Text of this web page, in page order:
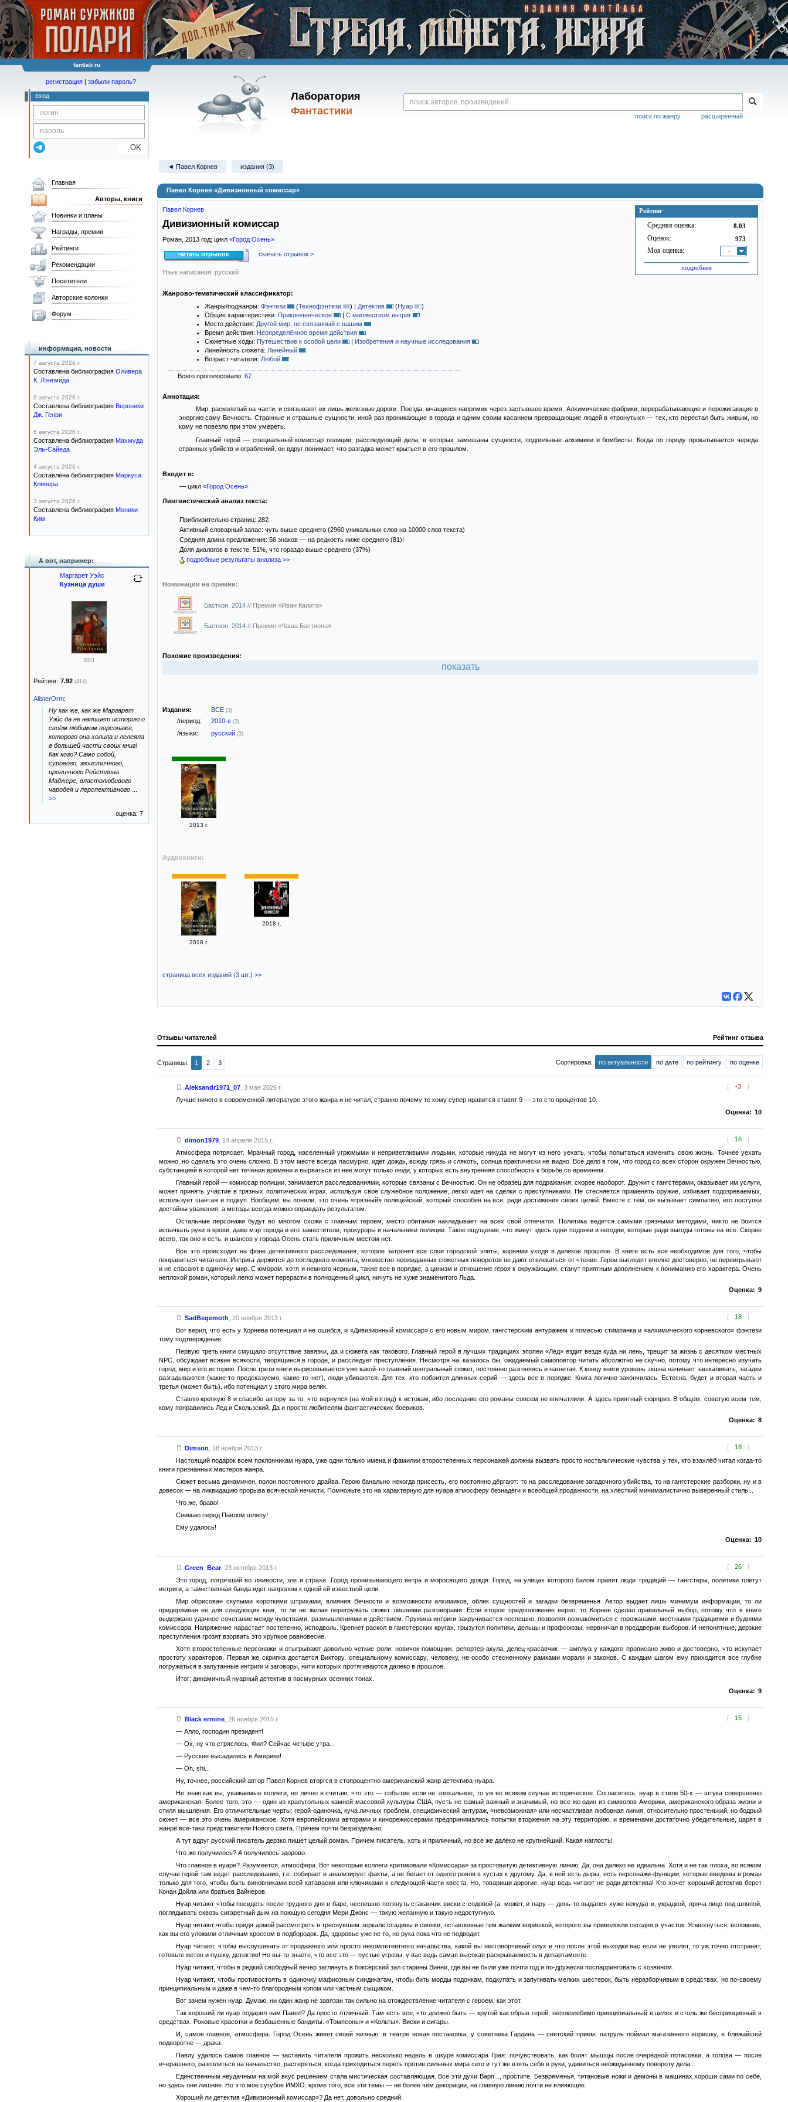
fantlab ru
Лаборатория
Фантастики
расширенный
поиск по жанру
регистрация | забыли пароль?
вход
OK
◄ Павел Корнев издания (3)
Павел Корнев «Дивизионный комиссар»
Рейтинг
Средняя оценка: 8.03
Оценок: 973
Моя оценка: -
подробнее
Павел Корнев
Дивизионный комиссар
Роман, 2013 год; цикл «Город Осень»
читать отрывок скачать отрывок >
Язык написания: русский
Жанрово-тематический классификатор:
Жанры/поджанры: Фэнтези (Технофэнтези ) | Детектив (Нуар
)
Общие характеристики: Приключенческое | С множеством интриг
Место действия: Другой мир, не связанный с нашим
Время действия: Неопределённое время действия
Сюжетные ходы: Путешествие к особой цели | Изобретения и научные исследования
Линейность сюжета: Линейный
Возраст читателя: Любой
Всего проголосовало: 67
Аннотация:
Мир, расколотый на части, и связывают их лишь железные дороги. Поезда, мчащиеся напрямик через застывшее время. Алхимические фабрики, перерабатывающие и пережигающие в
энергию саму Вечность. Странные и страшные сущности, иной раз проникающие в города и одним своим касанием превращающие людей в «тронутых» — тех, кто перестал быть живым, но
кому не повезло при этом умереть.
Главный герой — специальный комиссар полиции, расследующий дела, в которых замешаны сущности, подпольные алхимики и бомбисты. Когда по городу прокатывается череда
странных убийств и ограблений, он вдруг понимает, что разгадка может крыться в его прошлом.
Входит в:
— цикл «Город Осень»
Лингвистический анализ текста:
Приблизительно страниц: 282
Активный словарный запас: чуть выше среднего (2960 уникальных слов на 10000 слов текста)
Средняя длина предложения: 56 знаков — на редкость ниже среднего (81)!
Доля диалогов в тексте: 51%, что гораздо выше среднего (37%)
подробные результаты анализа >>
Номинации на премии:
номинант
Басткон, 2014 // Премия «Иван Калита»
номинант
Басткон, 2014 // Премия «Чаша Бастиона»
Похожие произведения:
показать
Издания: ВСЕ (3)
/период: 2010-е (3)
/языки: русский (3)
2013 г.
Аудиокниги:
2018 г.
2018 г.
страница всех изданий (3 шт.) >>
Отзывы читателей Рейтинг отзыва
Страницы: 1 2 3 Сортировка: по актуальности по дате по рейтингу по оценке
[ -3 ]
Aleksandr1971_07, 3 мая 2026 г.
Лучше ничего в современной литературе этого жанра и не читал, странно почему те кому супер нравится ставят 9 — это сто процентов 10.
Оценка: 10
[ 16 ]
dimon1979, 14 апреля 2015 г.
Атмосфера потрясает. Мрачный город, населенный угрюмыми и неприветливыми людьми, которые никуда не могут из него уехать, чтобы попытаться изменить свою жизнь. Точнее уехать
можно, но сделать это очень сложно. В этом месте всегда пасмурно, идет дождь, всюду грязь и слякоть, солнца практически не видно. Все дело в том, что город со всех сторон окружен Вечностью,
субстанцией в которой нет течения времени и вырваться из нее могут только люди, у которых есть внутренняя способность к борьбе со временем.
Главный герой — комиссар полиции, занимается расследованиями, которые связаны с Вечностью. Он не образец для подражания, скорее наоборот. Дружит с гангстерами, оказывает им услуги,
может принять участие в грязных политических играх, используя свое служебное положение, легко идет на сделки с преступниками. Не стесняется применять оружие, избивает подозреваемых,
использует шантаж и подкуп. Вообщем, вы поняли, это очень «грязный» полицейский, который способен на все, ради достижения своих целей. Вместе с тем, он вызывает симпатию, его поступки
достойны уважения, а методы всегда можно оправдать результатом.
Остальные персонажи будут во многом схожи с главным героем, место обитания накладывает на всех свой отпечаток. Политика ведется самыми грязными методами, никто не боится
испачкать руки в крови, даже мэр города и его заместители, прокуроры и начальники полиции. Такое ощущение, что живут здесь одни подонки и негодяи, которые ради выгоды готовы на все. Скорее
всего, так оно и есть, и шансов у города Осень стать приличным местом нет.
Все это происходит на фоне детективного расследования, которое затронет все слои городской элиты, корнями уходя в далекое прошлое. В книге есть все необходимое для того, чтобы
понравиться читателю. Интрига держится до последнего момента, множество неожиданных сюжетных поворотов не дают отвлекаться от чтения. Герои выглядят вполне достоверно, не переигрывают
и не спасают в одиночку мир. С юмором, хотя и немного черным, также все в порядке, а цинизм и отношение героя к окружающим, станут приятным дополнением к пониманию его характера. Очень
неплохой роман, который легко может перерасти в полноценный цикл, ничуть не хуже знаменитого Льда.
Оценка: 9
[ 18 ]
SadBegemoth 20 ноября 2013 г.
Вот верил, что есть у Корнева потенциал и не ошибся, и «Дивизионный комиссар» с его новым миром, гангстерским антуражем и помесью стимпанка и «алхимического корневского» фэнтези
тому подтверждение.
Первую треть книги смущало отсутствие завязки, да и сюжета как такового. Главный герой в лучших традициях эпопеи «Лед» ездит везде куда ни лень, трещит за жизнь с десятком местных
NPC, обсуждает всякие всякости, творящиеся в городе, и расследует преступления. Несмотря на, казалось бы, ожидаемый самоповтор читать абсолютно не скучно, потому что интересно изучать
город, мир и его историю. После трети книги вырисовывается уже какой-то главный центральный сюжет, постоянно разгоняясь и нагнетая. К концу книги уровень экшна начинает зашкаливать, загадки
разгадываются (какие-то предсказуемо, какие-то нет), люди убиваются. Для тех, кто побоится длинных серий — здесь все в порядке. Книга логично закончилась. Естесна, будет и вторая часть и
третья (может быть), ибо потенциал у этого мира велик.
Ставлю крепкую 8 и спасибо автору за то, что вернулся (на мой взгляд) к истокам, ибо последние его романы совсем не впечатлили. А здесь приятный сюрприз. В общем, советую всем тем,
кому понравились Лед и Скользский. Да и просто любителям фантастических боевиков.
Оценка: 8
[ 18 ]
Dimson
18 ноября 2013 г.
Настоящий подарок всем поклонникам нуара, уже одни только имена и фамилии второстепенных персонажей должны вызвать просто ностальгические чувства у тех, кто взахлёб читал когда-то
книги признанных мастеров жанра.
Сюжет весьма динамичен, полон постоянного драйва. Герою банально некогда присесть, его постоянно дёргают: то на расследование загадочного убийства, то на гангстерские разборки, ну и в
довесок — на ликвидацию прорыва всяческой нечисти. Помножьте это на характерную для нуара атмосферу безнадёги и всеобщей продажности, на хлёсткий минималистично выверенный стиль...
Что же, браво!
Снимаю перед Павлом шляпу!
Ему удалось!
Оценка: 10
[ 26 ]
Green_Bear, 23 октября 2013 г.
Это город, погрязший во лживости, зле и страхе. Город пронизывающего ветра и моросящего дождя. Город, на улицах которого балом правят люди традиций — гангстеры, политики плетут
интриги, а таинственная банда идет напролом к одной ей известной цели.
Мир обрисован скупыми короткими штрихами, влияния Вечности и возможности алхимиков, облик сущностей и загадки безвременья. Автор выдает лишь минимум информации, то ли
придерживая ее для следующих книг, то ли не желая перегружать сюжет лишними разговорами. Если второе предположение верно, то Корнев сделал правильный выбор, потому что в книге
выдержано удачное сочетание между чувствами, размышлениями и действием. Пружина интриги закручивается неспешно, позволяя познакомиться с горожанами, местными традициями и буднями
комиссара. Напряжение нарастает постепенно, исподволь. Крепнет раскол в гангстерских кругах, грызутся политики, дельцы и профсоюзы, нервничая в преддверии выборов. И непонятные, дерзкие
преступления грозят взорвать это хрупкое равновесие.
Хотя второстепенные персонажи и отыгрывают довольно четкие роли: новичок-помощник, репортер-акула, делец-красавчик — амплуа у каждого прописано живо и достоверно, что искупает
простоту характеров. Первая же скрипка достается Виктору, специальному комиссару, человеку, не особо стесненному рамками морали и законов. С каждым шагом ему приходится все глубже
погружаться в запутанные интриги и заговоры, нити которых протягиваются далеко в прошлое.
Итог: динамичный нуарный детектив в пасмурных осенних тонах.
Оценка: 9
[ 15 ]
Black ermine, 26 ноября 2015 г.
— Алло, господин президент!
— Ох, ну что стряслось, Фил? Сейчас четыре утра...
— Русские высадились в Америке!
— Oh, shi...
Ну, точнее, российский автор Павел Корнев вторгся в стопроцентно американский жанр детектива-нуара.
Не знаю как вы, уважаемые коллеги, но лично я считаю, что это — событие если не эпохальное, то уж во всяком случае историческое. Согласитесь, нуар в стиле 50-х — штука совершенно
американская. Более того, это — один из краеугольных камней массовой культуры США, пусть не самый важный и значимый, но все же один из символов Америки, американского образа жизни и
стиля мышления. Его отличительные черты: герой-одиночка, куча личных проблем, специфический антураж, «невозможная» или несчастливая любовная линия, относительно простенький, но бодрый
сюжет — все это очень американское. Хотя европейскими авторами и кинорежиссерами предпринимались попытки вторжения на эту территорию, и временами достаточно убедительные, царят в
жанре все-таки представители Нового света. Причем почти безраздельно.
А тут вдруг русский писатель дерзко пишет целый роман. Причем писатель, хоть и приличный, но все же далеко не крупнейший. Какая наглость!
Что же получилось? А получилось здорово.
Что главное в нуаре? Разумеется, атмосфера. Вот некоторые коллеги критиковали «Комиссара» за простоватую детективную линию. Да, она далеко не идеальна. Хотя и не так плоха, во всяком
случае герой там ведет расследование, т.е. собирает и анализирует факты, а не бегает от одного рояля в кустах к другому. Да, в ней есть дыры, есть персонажи-функции, которые введены в роман
только для того, чтобы быть виновниками всей катавасии или ключиками к следующей части квеста. Но, товарищи дорогие, нуар ведь читают не ради детектива! Кто хочет хороший детектив берет
Конан Дойла или братьев Вайнеров.
Нуар читают чтобы посидеть после трудного дня в баре, неспешно потянуть стаканчик виски с содовой (а, может, и пару — день-то выдался хуже некуда) и, украдкой, пряча лицо под шляпой,
поглядывать сквозь сигаретный дым на поющую сегодня Мери Джонс — такую желанную и такую недоступную.
Нуар читают чтобы придя домой рассмотреть в треснувшем зеркале ссадины и синяки, оставленные тем жалким воришкой, которого вы приволокли сегодня в участок. Усмехнуться, вспомнив,
как вы его уложили отличным кроссом в подбородок. Да, здоровье уже не то, но рука пока что не подводит.
Нуар читают, чтобы выслушивать от продажного или просто некомпетентного начальства, какой вы несговорчивый олух и что после этой выходки вас если не уволят, то уж точно отстранят,
готовьте жетон и пушку, детектив! Но вы-то знаете, что все это — пустые угрозы, у вас ведь самая высокая раскрываемость в департаменте.
Нуар читают, чтобы в редкий свободный вечер заглянуть в боксерский зал старины Винни, где вы не были уже почти год и по-дружески поспарринговать с хозяином.
Нуар читают, чтобы противостоять в одиночку мафиозным синдикатам, чтобы бить морды подонкам, подкупать и запугивать мелких шестерок, быть неразборчивым в средствах, но по-своему
принципиальным и даже в чем-то благородным копом или частным сыщиком.
Вот зачем нужен нуар. Думаю, ни один жанр не завязан так сильно на отождествление читателя с героем, как этот.
Так хороший ли нуар подарил нам Павел? Да просто отличный. Там есть все, что должно быть — крутой как обрыв герой, непоколебимо принципиальный в целях и столь же беспринципный в
средствах. Роковые красотки и безбашенные бандиты. «Томпсоны» и «Кольты». Виски и сигары.
И, самое главное, атмосфера. Город Осень живет своей жизнью: в театре новая постановка, у советника Гардина — светский прием, патруль поймал магазинного воришку, в ближайшей
подворотне — драка.
Павлу удалось самое главное — заставить читателя прожить несколько недель в шкуре комиссара Грая: почувствовать, как болят мышцы после очередной потасовки, а голова — после
вчерашнего, разозлиться на начальство, растеряться, когда приходиться переть против сильных мира сего и тут же взять себя в руки, удивиться неожиданному повороту дела...
Единственным неудачным на мой вкус решением стала мистическая составляющая. Все эти духи Варп..., простите, Безвременья, титановые ножи и демоны в машинах хороши сами по себе,
но здесь они лишние. Но это мое сугубое ИМХО, кроме того, все эти темы — не более чем декорации, на главную линию почти не влияющие.
Хороший ли детектив «Дивизионный комиссар»? Да нет, довольно средний.
Главная
Авторы, книги
Новинки и планы
Награды, премии
Рейтинги
Рекомендации
Посетители
Авторские колонки
Форум
информация, новости
7 августа 2026 г.
Составлена библиография Оливера
К. Лэнгмида
6 августа 2026 г.
Составлена библиография Вероники
Дж. Генри
5 августа 2026 г.
Составлена библиография Махмуда
Эль-Сайеда
4 августа 2026 г.
Составлена библиография Маркуса
Кливера
3 августа 2026 г.
Составлена библиография Моники
Ким
А вот, например:
Маргарет Уэйс
Кузница души
2021
Рейтинг: 7.92 (414)
AlisterOrm:
Ну как же, как же Маргарет
Уэйс да не напишет историю о
своём любимом персонаже,
которого она холила и лелеяла
в большей части своих книг!
Как кого? Само собой,
сурового, эгоистичного,
ироничного Рейстлина
Маджере, властолюбивого
чародея и перспективного
>>
оценка: 7